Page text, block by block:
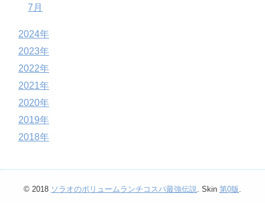
7月
2024年
2023年
2022年
2021年
2020年
2019年
2018年
© 2018 ソラオのボリュームランチコスパ最強伝説. Skin 第0版.